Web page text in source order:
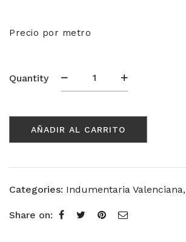
Precio por metro
Quantity
Tul
Bordado
431736
cantidad
AÑADIR AL CARRITO
Categories: Indumentaria Valenciana,
Share on: